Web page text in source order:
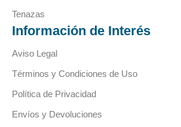
Tenazas
Información de Interés
Aviso Legal
Términos y Condiciones de Uso
Política de Privacidad
Envíos y Devoluciones